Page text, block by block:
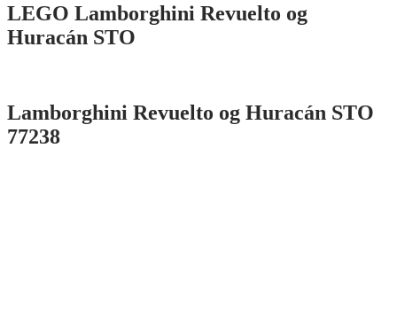
LEGO Lamborghini Revuelto og
Huracán STO
Lamborghini Revuelto og Huracán STO
77238